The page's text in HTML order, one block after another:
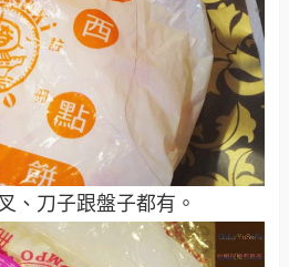
、刀子跟盤子都有。